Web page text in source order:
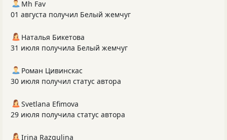
Mh Fav
01 августа получил Белый жемчуг
Наталья Бикетова
31 июля получила Белый жемчуг
Роман Цивинскас
30 июля получил статус автора
Svetlana Efimova
29 июля получила статус автора
Irina Razgulina